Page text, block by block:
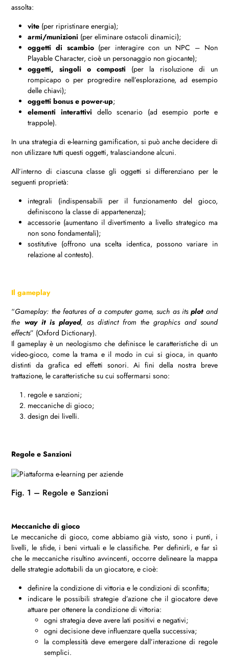
assolta:
vite (per ripristinare energia);
armi/munizioni (per eliminare ostacoli dinamici);
oggetti di scambio(per interagire con un NPC – Non
Playable Character, cioè un personaggio non giocante);
oggetti, singoli o composti (per la risoluzione di un
rompicapo o per progredire nell’esplorazione, ad esempio
delle chiavi);
oggetti bonus e power-up;
elementi interattivi dello scenario (ad esempio porte e
trappole).
In una strategia di e-learning gamification, si può anche decidere di
non utilizzare tutti questi oggetti, tralasciandone alcuni.
All’interno di ciascuna classe gli oggetti si differenziano per le
seguenti proprietà:
integrali (indispensabili per il funzionamento del gioco,
definiscono la classe di appartenenza);
accessorie (aumentano il divertimento a livello strategico ma
non sono fondamentali);
sostitutive (offrono una scelta identica, possono variare in
relazione al contesto).
Il gameplay
“Gameplay: the features of a computer game, such as itsplotand
the way it is played, as distinct from the graphics and sound
effects” (Oxford Dictionary).
Il gameplay è un neologismo che definisce le caratteristiche di un
video-gioco, come la trama e il modo in cui si gioca, in quanto
distinti da grafica ed effetti sonori. Ai fini della nostra breve
trattazione, le caratteristiche su cui soffermarsi sono:
regole e sanzioni;
meccaniche di gioco;
design dei livelli.
Regole e Sanzioni
Fig. 1 – Regole e Sanzioni
Meccaniche di gioco
Le meccaniche di gioco, come abbiamo già visto, sono i punti, i
livelli, le sfide, i beni virtuali e le classifiche. Per definirli, e far sì
che le meccaniche risultino avvincenti, occorre delineare la mappa
delle strategie adottabili da un giocatore, e cioè:
definire la condizione di vittoria e le condizioni di sconfitta;
indicare le possibili strategie d’azione che il giocatore deve
attuare per ottenere la condizione di vittoria:
ogni strategia deve avere lati positivi e negativi;
ogni decisione deve influenzare quella successiva;
la complessità deve emergere dall’interazione di regole
semplici.